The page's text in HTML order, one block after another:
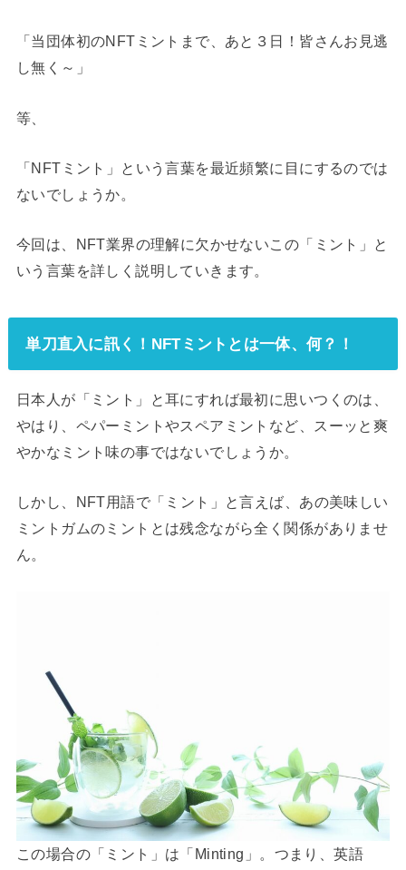
「当団体初のNFTミントまで、あと３日！皆さんお見逃
し無く～」
等、
「NFTミント」という言葉を最近頻繁に目にするのでは
ないでしょうか。
今回は、NFT業界の理解に欠かせないこの「ミント」と
いう言葉を詳しく説明していきます。
単刀直入に訊く！NFTミントとは一体、何？！
日本人が「ミント」と耳にすれば最初に思いつくのは、
やはり、ペパーミントやスペアミントなど、スーッと爽
やかなミント味の事ではないでしょうか。
しかし、NFT用語で「ミント」と言えば、あの美味しい
ミントガムのミントとは残念ながら全く関係がありませ
ん。
この場合の「ミント」は「Minting」。つまり、英語